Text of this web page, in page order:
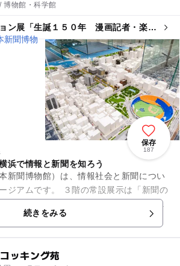
博物館・科学館
ョン展「生誕１５０年 漫画記者・楽
保存
187
浜で情報と新聞を知ろう
新聞博物館）は、情報社会と新聞につい
ジアムです。 ３階の常設展示は「新聞の
新聞」「新聞を知ろう」の３ゾーンで構
情...続きをみる
ッキング苑